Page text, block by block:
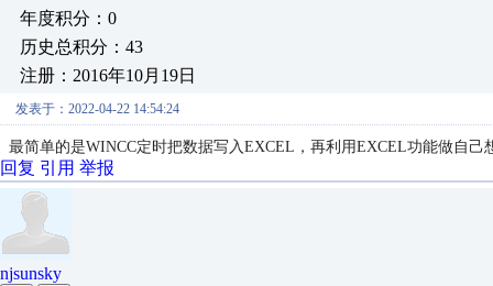
年度积分：0
历史总积分：43
注册：2016年10月19日
发表于：2022-04-22 14:54:24
最简单的是WINCC定时把数据写入EXCEL，再利用EXCEL功能做自己
回复 引用 举报
njsunsky